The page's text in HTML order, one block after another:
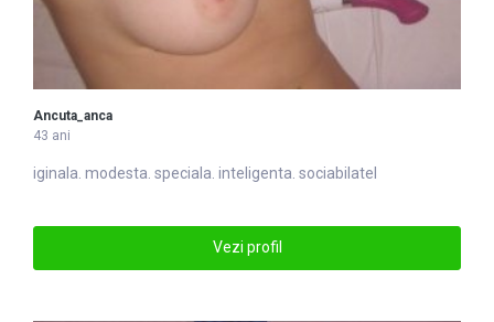
Ancuta_anca
43 ani
iginala. modesta. speciala. inteligenta. sociabilatel
Vezi profil